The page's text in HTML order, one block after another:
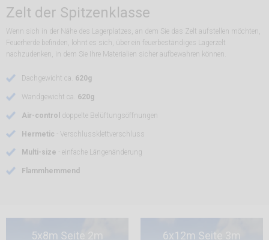
Zelt der Spitzenklasse
Wenn sich in der Nähe des Lagerplatzes, an dem Sie das Zelt aufstellen möchten,
Feuerherde befinden, lohnt es sich, über ein feuerbeständiges Lagerzelt
nachzudenken, in dem Sie Ihre Materialien sicher aufbewahren können.
Dachgewicht ca. 620g
Wandgewicht ca. 620g
Air-control doppelte Belüftungsöffnungen
Hermetic - Verschlussklettverschluss
Multi-size - einfache Längenänderung
Flammhemmend
5x8m Seite 2m 6x12m Seite 3m